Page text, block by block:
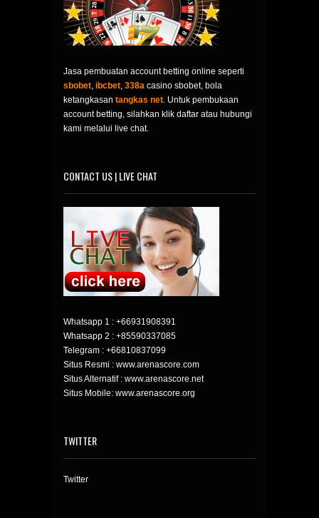
Jasa pembuatan account betting online seperti
sbobet, ibcbet, 338a casino sbobet, bola
ketangkasan tangkas net. Untuk pembukaan
account betting, silahkan klik daftar atau hubungi
kami melalui live chat.
CONTACT US | LIVE CHAT
Whatsapp 1 : +66931908391
Whatsapp 2 : +85590337085
Telegram : +66810837099
Situs Resmi : www.arenascore.com
Situs Alternatif : www.arenascore.net
Situs Mobile: www.arenascore.org
TWITTER
Twitter